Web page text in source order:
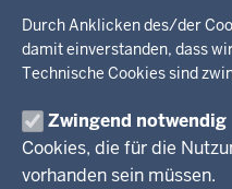
Durch Anklicken des/der
damit einverstanden, dass
Technische Cookies sind
Zwingend notwendig
Cookies, die für die
vorhanden sein müssen.
Recht, Ordnung
Integration, Migration
Regierungsbezirk
KARRIERE
Stellenausschreibungen
Pressestelle
Social Media
BEKANNTMACHUNGEN